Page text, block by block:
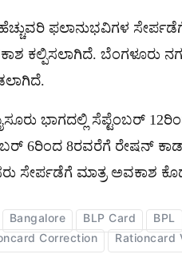
ಫಲಾನುಭವಿಗಳ
ಕಲ್ಪಿಸಲಾಗಿದೆ. ಬೆಂಗಳೂರು
ಭಾಗದಲ್ಲಿ ಸೆಪ್ಟೆಂಬರ್‌
6ರಿಂದ 8ರವರೆಗೆ ರೇಷನ್
ಸೇರ್ಪಡೆಗೆ ಮಾತ್ರ ಅವಕಾಶ
Bangalore BLP Card BPL
Correction
Rationcard